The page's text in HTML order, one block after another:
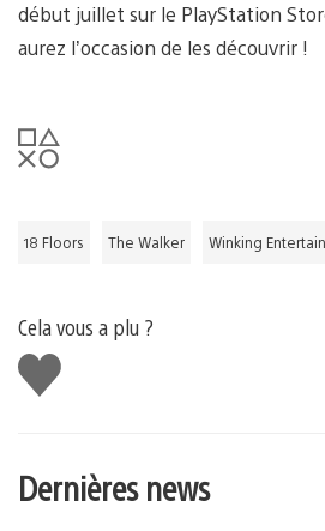
début juillet sur le PlayStation
aurez l’occasion de les découvrir !
18 Floors The Walker Winking
Cela vous a plu ?
J'aime
Dernières news